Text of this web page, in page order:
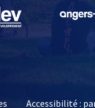
, Ouvre une
Accessibilité :